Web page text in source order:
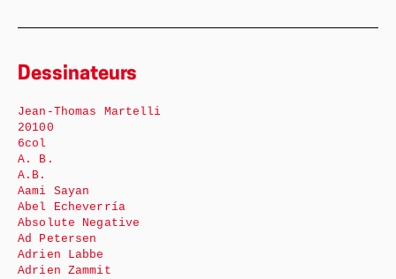
Dessinateurs
Jean-Thomas Martelli
20100
6col
A. B.
A.B.
Aami Sayan
Abel Echeverría
Absolute Negative
Ad Petersen
Adrien Labbe
Adrien Zammit